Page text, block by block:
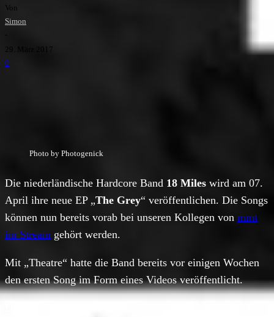
Von
Simon
-
29. März 2017
0
Photo by Photogenick
Die niederländische Hardcore Band 18 Miles wird am 07.
April ihre neue EP „The Grey“ veröffentlichen. Die Songs
können nun bereits vorab bei unseren Kollegen von mmt
im Stream gehört werden.
Mit „Theatre“ hatte die Band bereits vor einigen Wochen
den ersten Song im Form eines Videos veröffentlicht.